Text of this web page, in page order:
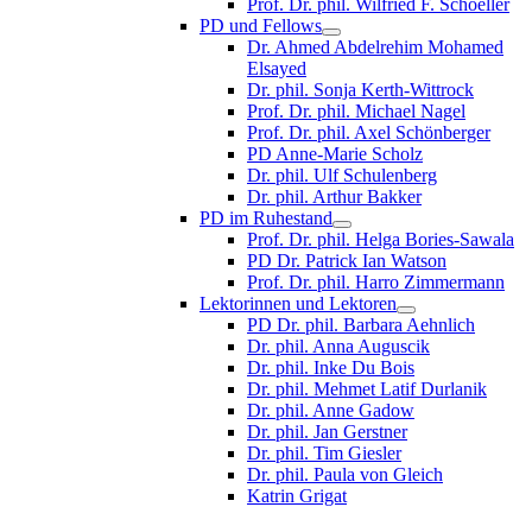
PD und Fellows
Dr. Ahmed Abdelrehim Mohamed
Elsayed
Dr. phil. Sonja Kerth-Wittrock
Prof. Dr. phil. Michael Nagel
Prof. Dr. phil. Axel Schönberger
PD Anne-Marie Scholz
Dr. phil. Ulf Schulenberg
Dr. phil. Arthur Bakker
PD im Ruhestand
Prof. Dr. phil. Helga Bories-Sawala
PD Dr. Patrick Ian Watson
Prof. Dr. phil. Harro Zimmermann
Lektorinnen und Lektoren
PD Dr. phil. Barbara Aehnlich
Dr. phil. Anna Auguscik
Dr. phil. Inke Du Bois
Dr. phil. Mehmet Latif Durlanik
Dr. phil. Anne Gadow
Dr. phil. Jan Gerstner
Dr. phil. Tim Giesler
Dr. phil. Paula von Gleich
Katrin Grigat